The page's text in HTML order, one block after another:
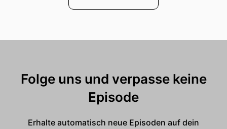
Folge uns und verpasse keine
Episode
Erhalte automatisch neue Episoden auf dein